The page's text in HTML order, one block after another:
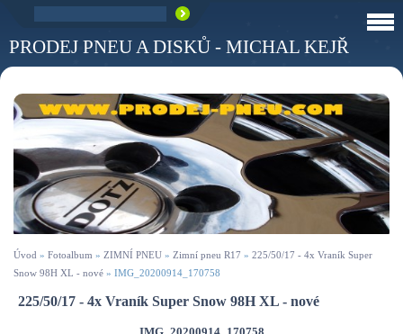
PRODEJ PNEU A DISKŮ - MICHAL KEJŘ
Úvod » Fotoalbum » ZIMNÍ PNEU » Zimní pneu R17 » 225/50/17 - 4x Vraník Super
Snow 98H XL - nové » IMG_20200914_170758
225/50/17 - 4x Vraník Super Snow 98H XL - nové